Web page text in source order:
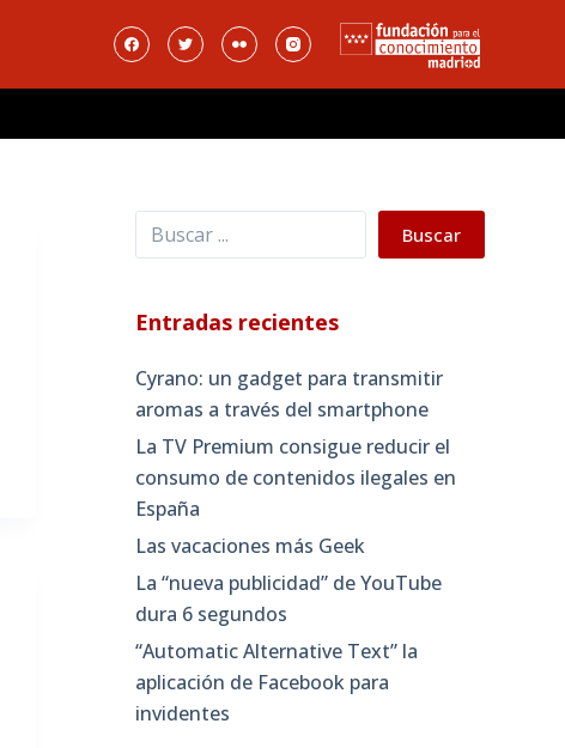
Buscar Buscar
Entradas recientes
Cyrano: un gadget para transmitir
aromas a través del smartphone
La TV Premium consigue reducir el
consumo de contenidos ilegales en
España
Las vacaciones más Geek
La “nueva publicidad” de YouTube
dura 6 segundos
“Automatic Alternative Text” la
aplicación de Facebook para
invidentes